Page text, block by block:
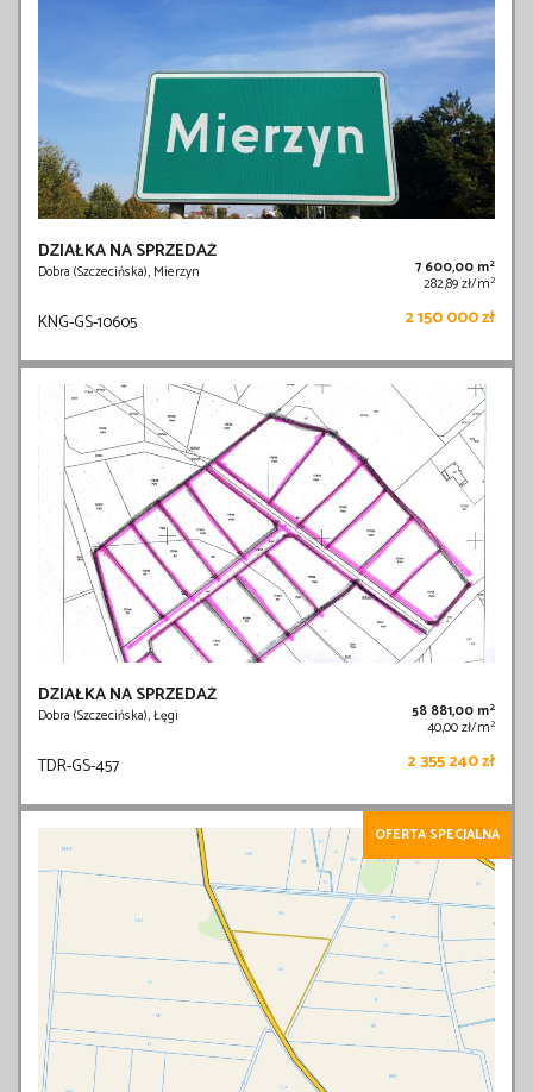
DZIAŁKA NA SPRZEDAŻ
Dobra (Szczecińska), Mierzyn 7 600,00 m2
282,89 zł/m2
KNG-GS-10605 2 150 000 zł
DZIAŁKA NA SPRZEDAŻ
Dobra (Szczecińska), Łęgi 58 881,00 m2
40,00 zł/m2
TDR-GS-457 2 355 240 zł
OFERTA SPECJALNA